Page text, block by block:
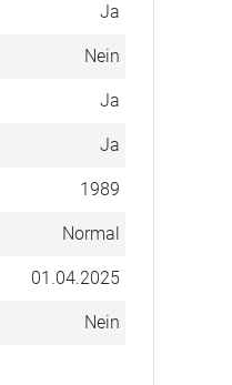
Ja
Nein
Ja
Ja
1989
Normal
01.04.2025
Nein